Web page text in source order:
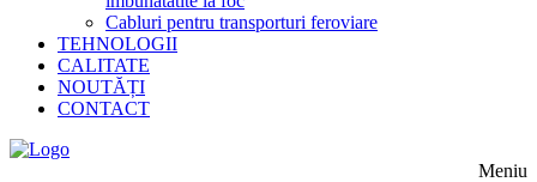
Cabluri pentru transporturi feroviare
TEHNOLOGII
CALITATE
NOUTĂȚI
CONTACT
Meniu